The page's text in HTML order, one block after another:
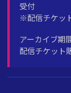
受付
※配信チケッ
アーカイブ期
配信チケット